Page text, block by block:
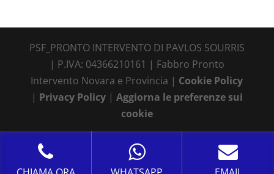
PSF_PRONTO INTERVENTO DI PAVLOS SOURRIS
| P.IVA: 04366210161 | Fabbro Pronto
Intervento Novara e Provincia | Cookie Policy
| Privacy Policy| Aggiorna le preferenze sui
cookie